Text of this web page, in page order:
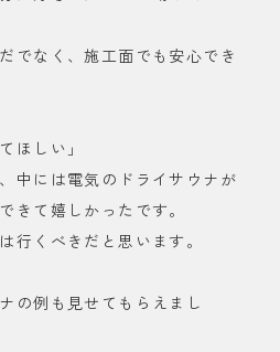
でなく、施工面でも安心でき
ほしい」
中には電気のドライサウナが
きて嬉しかったです。
行くべきだと思います。
の例も見せてもらえまし